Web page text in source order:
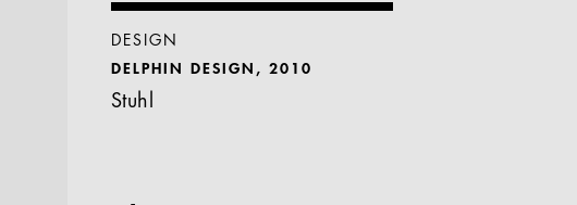
DESIGN
DELPHIN DESIGN, 2010
Stuhl